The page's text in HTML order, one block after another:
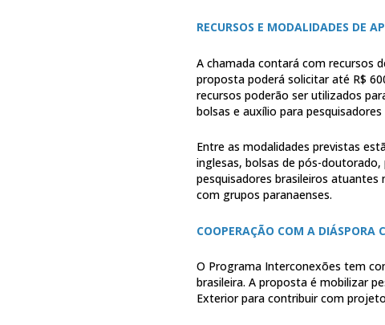
RECURSOS E MODALIDADES DE
A chamada contará com recursos
proposta poderá solicitar até R$
recursos poderão ser utilizados
bolsas e auxílio para
Entre as modalidades previstas
inglesas, bolsas de pós-
pesquisadores brasileiros
com grupos paranaenses.
COOPERAÇÃO COM A DIÁSPORA
O Programa Interconexões tem
brasileira. A proposta é mobilizar
Exterior para contribuir com